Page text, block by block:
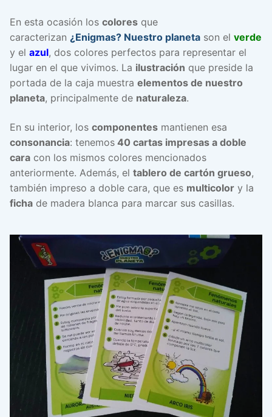
En esta ocasión los colores que
caracterizan ¿Enigmas? Nuestro planeta son el verde
y el azul, dos colores perfectos para representar el
lugar en el que vivimos. La ilustración que preside la
portada de la caja muestra elementos de nuestro
planeta, principalmente de naturaleza.
En su interior, los componentes mantienen esa
consonancia: tenemos 40 cartas impresas a doble
cara con los mismos colores mencionados
anteriormente. Además, el tablero de cartón grueso,
también impreso a doble cara, que es multicolor y la
ficha de madera blanca para marcar sus casillas.